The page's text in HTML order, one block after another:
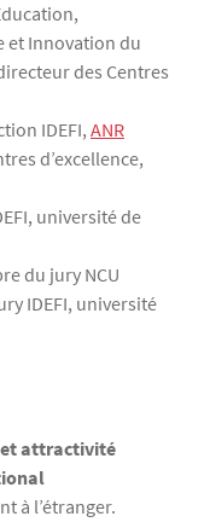
et Innovation du
des Centres
IDEFI, ANR
d’excellence,
université de
du jury NCU
IDEFI, université
et attractivité
à l’étranger.